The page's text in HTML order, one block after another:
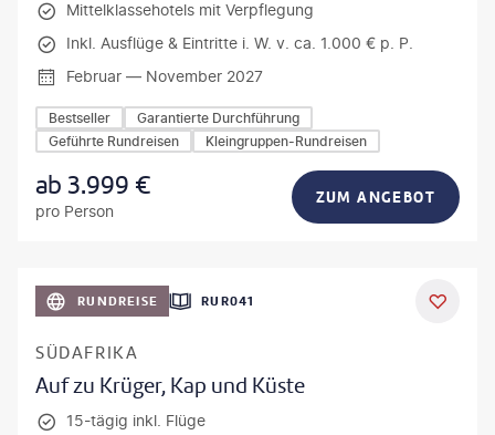
Mittelklassehotels mit Verpflegung
Inkl. Ausflüge & Eintritte i. W. v. ca. 1.000 € p. P.
Februar — November 2027
Bestseller
Garantierte Durchführung
Geführte Rundreisen
Kleingruppen-Rundreisen
ab3.999 €
pro Person
ZUM ANGEBOT
DEAL
RUNDREISE RUR041
SÜDAFRIKA
Auf zu Krüger, Kap und Küste
15-tägig inkl. Flüge